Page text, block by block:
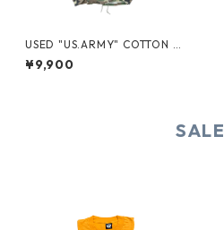
USED "US.ARMY" COTTON A
NORAK
¥9,900
SALE